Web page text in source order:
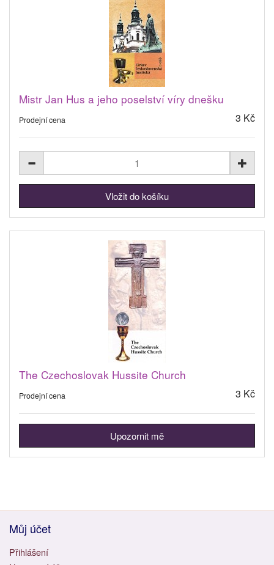
Mistr Jan Hus a jeho poselství víry dnešku
Prodejní cena 3 Kč
The Czechoslovak Hussite Church
Prodejní cena 3 Kč
Upozornit mě
Můj účet
Přihlášení